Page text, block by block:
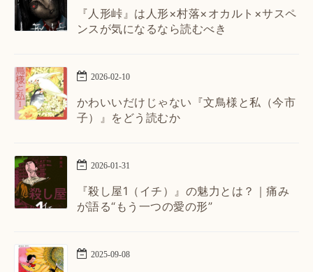
『人形峠』は人形×村落×オカルト×サスペ
ンスが気になるなら読むべき
2026-02-10
かわいいだけじゃない『文鳥様と私（今市
子）』をどう読むか
2026-01-31
『殺し屋1（イチ）』の魅力とは？｜痛み
が語る“もう一つの愛の形”
2025-09-08